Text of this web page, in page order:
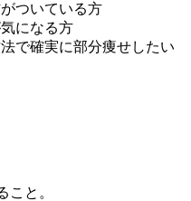
ついている方
になる方
で確実に部分痩せしたい
こと。